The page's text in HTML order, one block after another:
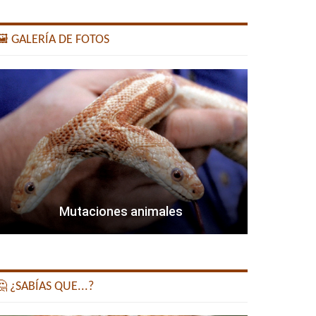
GALERÍA DE FOTOS
Mutaciones animales
¿SABÍAS QUE...?